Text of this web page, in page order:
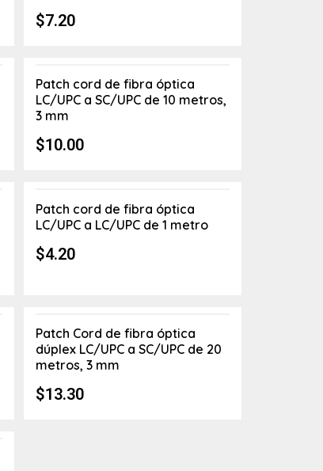
$7.20
Patch cord de fibra óptica
LC/UPC a SC/UPC de 10 metros,
3 mm
$10.00
Patch cord de fibra óptica
LC/UPC a LC/UPC de 1 metro
$4.20
Patch Cord de fibra óptica
dúplex LC/UPC a SC/UPC de 20
metros, 3 mm
$13.30